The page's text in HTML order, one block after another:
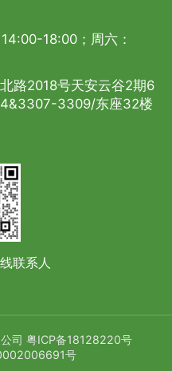
18:00；周六：
路2018号天安云谷2期6
3309/东座32楼
联系人
司 粤ICP备18128220号
号